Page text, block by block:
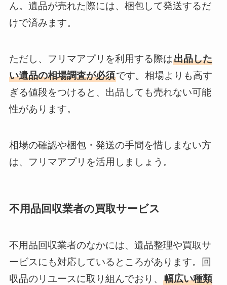
ん。遺品が売れた際には、梱包して発送するだ
けで済みます。
ただし、フリマアプリを利用する際は出品した
い遺品の相場調査が必須です。相場よりも高す
ぎる値段をつけると、出品しても売れない可能
性があります。
相場の確認や梱包・発送の手間を惜しまない方
は、フリマアプリを活用しましょう。
不用品回収業者の買取サービス
不用品回収業者のなかには、遺品整理や買取サ
ービスにも対応しているところがあります。回
収品のリユースに取り組んでおり、 幅広い種類